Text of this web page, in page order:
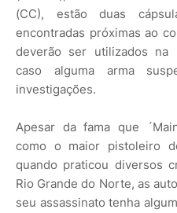
(CC), estão duas
encontradas próximas ao
deverão ser utilizados na
caso alguma arma
investigações.
Apesar da fama que
como o maior pistoleiro
quando praticou diversos
Rio Grande do Norte, as
seu assassinato tenha